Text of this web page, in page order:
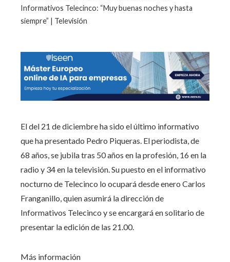
Informativos Telecinco: “Muy buenas noches y hasta
siempre” | Televisión
El del 21 de diciembre ha sido el último informativo
que ha presentado Pedro Piqueras. El periodista, de
68 años, se jubila tras 50 años en la profesión, 16 en la
radio y 34 en la televisión. Su puesto en el informativo
nocturno de Telecinco lo ocupará desde enero Carlos
Franganillo, quien asumirá la dirección de
Informativos Telecinco y se encargará en solitario de
presentar la edición de las 21.00.
Más información